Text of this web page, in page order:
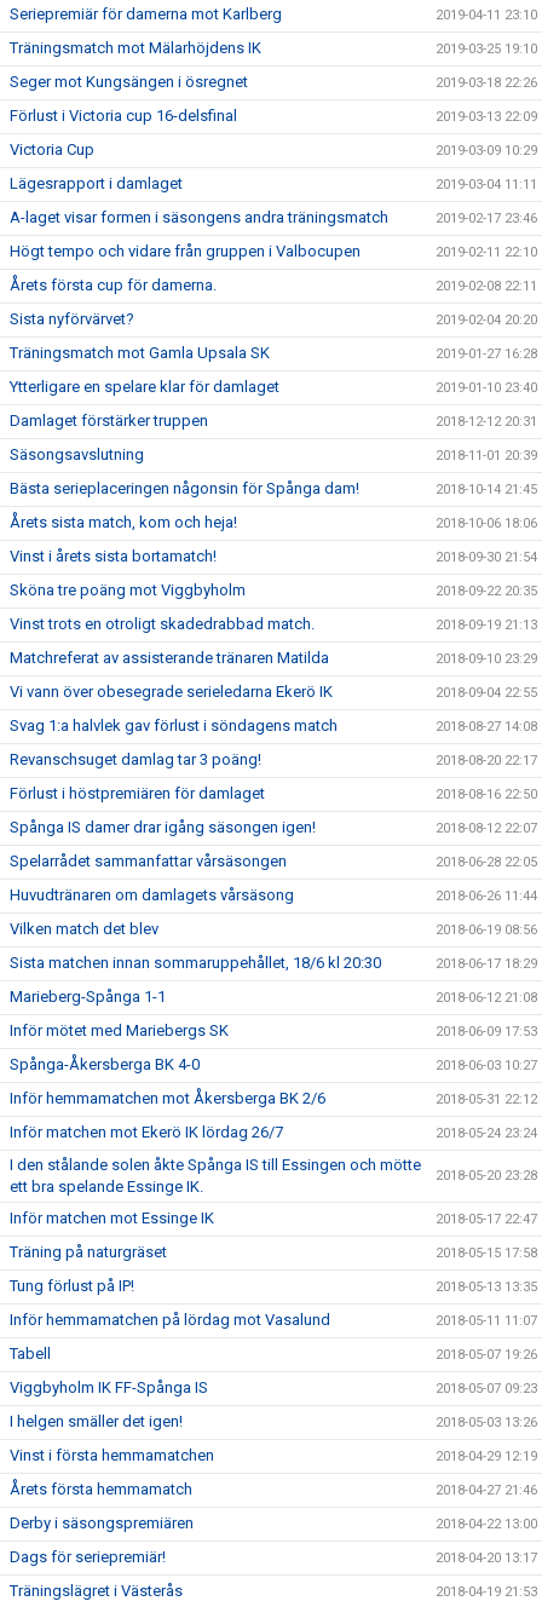
Seriepremiär för damerna mot Karlberg 2019-04-11 23:10
Träningsmatch mot Mälarhöjdens IK 2019-03-25 19:10
Seger mot Kungsängen i ösregnet 2019-03-18 22:26
Förlust i Victoria cup 16-delsfinal 2019-03-13 22:09
Victoria Cup 2019-03-09 10:29
Lägesrapport i damlaget 2019-03-04 11:11
A-laget visar formen i säsongens andra träningsmatch 2019-02-17 23:46
Högt tempo och vidare från gruppen i Valbocupen 2019-02-11 22:10
Årets första cup för damerna. 2019-02-08 22:11
Sista nyförvärvet? 2019-02-04 20:20
Träningsmatch mot Gamla Upsala SK 2019-01-27 16:28
Ytterligare en spelare klar för damlaget 2019-01-10 23:40
Damlaget förstärker truppen 2018-12-12 20:31
Säsongsavslutning 2018-11-01 20:39
Bästa serieplaceringen någonsin för Spånga dam! 2018-10-14 21:45
Årets sista match, kom och heja! 2018-10-06 18:06
Vinst i årets sista bortamatch! 2018-09-30 21:54
Sköna tre poäng mot Viggbyholm 2018-09-22 20:35
Vinst trots en otroligt skadedrabbad match. 2018-09-19 21:13
Matchreferat av assisterande tränaren Matilda 2018-09-10 23:29
Vi vann över obesegrade serieledarna Ekerö IK 2018-09-04 22:55
Svag 1:a halvlek gav förlust i söndagens match 2018-08-27 14:08
Revanschsuget damlag tar 3 poäng! 2018-08-20 22:17
Förlust i höstpremiären för damlaget 2018-08-16 22:50
Spånga IS damer drar igång säsongen igen! 2018-08-12 22:07
Spelarrådet sammanfattar vårsäsongen 2018-06-28 22:05
Huvudtränaren om damlagets vårsäsong 2018-06-26 11:44
Vilken match det blev 2018-06-19 08:56
Sista matchen innan sommaruppehållet, 18/6 kl 20:30 2018-06-17 18:29
Marieberg-Spånga 1-1 2018-06-12 21:08
Inför mötet med Mariebergs SK 2018-06-09 17:53
Spånga-Åkersberga BK 4-0 2018-06-03 10:27
Inför hemmamatchen mot Åkersberga BK 2/6 2018-05-31 22:12
Inför matchen mot Ekerö IK lördag 26/7 2018-05-24 23:24
I den stålande solen åkte Spånga IS till Essingen och mötte
ett bra spelande Essinge IK.
2018-05-20 23:28
Inför matchen mot Essinge IK 2018-05-17 22:47
Träning på naturgräset 2018-05-15 17:58
Tung förlust på IP! 2018-05-13 13:35
Inför hemmamatchen på lördag mot Vasalund 2018-05-11 11:07
Tabell 2018-05-07 19:26
Viggbyholm IK FF-Spånga IS 2018-05-07 09:23
I helgen smäller det igen! 2018-05-03 13:26
Vinst i första hemmamatchen 2018-04-29 12:19
Årets första hemmamatch 2018-04-27 21:46
Derby i säsongspremiären 2018-04-22 13:00
Dags för seriepremiär! 2018-04-20 13:17
Träningslägret i Västerås 2018-04-19 21:53